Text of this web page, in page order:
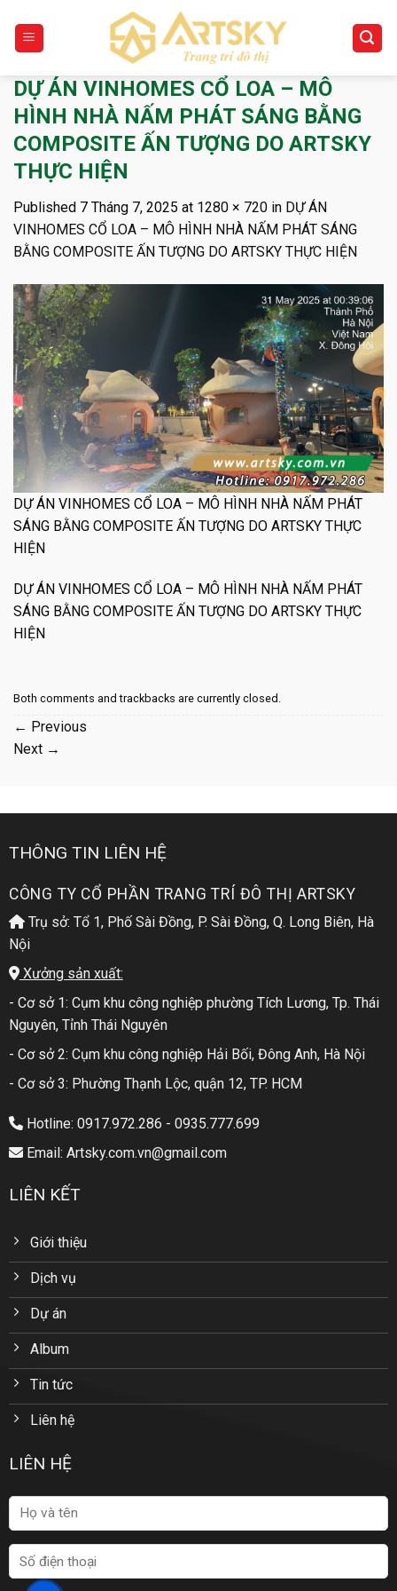
content
DỰ ÁN VINHOMES CỔ LOA – MÔ
HÌNH NHÀ NẤM PHÁT SÁNG BẰNG
COMPOSITE ẤN TƯỢNG DO ARTSKY
THỰC HIỆN
Published 7 Tháng 7, 2025 at 1280 × 720 in DỰ ÁN
VINHOMES CỔ LOA – MÔ HÌNH NHÀ NẤM PHÁT SÁNG
BẰNG COMPOSITE ẤN TƯỢNG DO ARTSKY THỰC HIỆN
DỰ ÁN VINHOMES CỔ LOA – MÔ HÌNH NHÀ NẤM PHÁT
SÁNG BẰNG COMPOSITE ẤN TƯỢNG DO ARTSKY THỰC
HIỆN
DỰ ÁN VINHOMES CỔ LOA – MÔ HÌNH NHÀ NẤM PHÁT
SÁNG BẰNG COMPOSITE ẤN TƯỢNG DO ARTSKY THỰC
HIỆN
Both comments and trackbacks are currently closed.
← Previous
Next →
THÔNG TIN LIÊN HỆ
CÔNG TY CỔ PHẦN TRANG TRÍ ĐÔ THỊ ARTSKY
Trụ sở: Tổ 1, Phố Sài Đồng, P. Sài Đồng, Q. Long Biên, Hà
Nội
Xưởng sản xuất:
- Cơ sở 1: Cụm khu công nghiệp phường Tích Lương, Tp. Thái
Nguyên, Tỉnh Thái Nguyên
- Cơ sở 2: Cụm khu công nghiệp Hải Bối, Đông Anh, Hà Nội
- Cơ sở 3: Phường Thạnh Lộc, quận 12, TP. HCM
Hotline: 0917.972.286 - 0935.777.699
Email: Artsky.com.vn@gmail.com
LIÊN KẾT
Giới thiệu
Dịch vụ
Dự án
Album
Tin tức
Liên hệ
LIÊN HỆ